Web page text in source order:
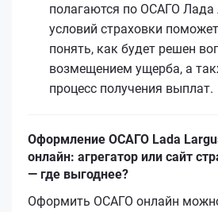
полагаются по ОСАГО Лада
условий страховки
понять, как будет решен
возмещением ущерба, а
процесс получения выплат.
Оформление ОСАГО Lada
онлайн: агрегатор или сайт
— где выгоднее?
Оформить ОСАГО онлайн